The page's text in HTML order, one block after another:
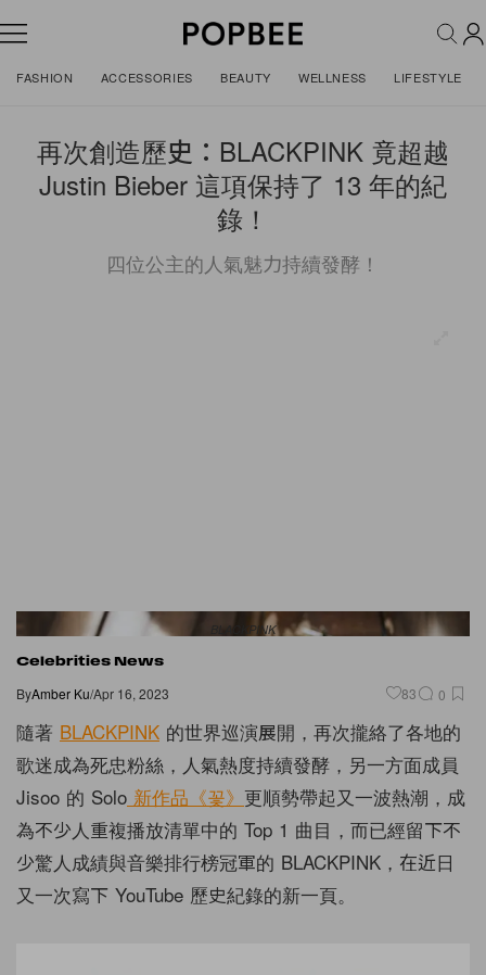
FASHION ACCESSORIES BEAUTY WELLNESS LIFESTYLE
再次創造歷史：BLACKPINK 竟超越
Justin Bieber 這項保持了 13 年的紀
錄！
四位公主的人氣魅力持續發酵！
BLACKPINK
Celebrities News
ByAmber Ku/Apr 16, 2023 83 0
隨著 BLACKPINK 的世界巡演展開，再次攏絡了各地的
歌迷成為死忠粉絲，人氣熱度持續發酵，另一方面成員
Jisoo 的 Solo 新作品《꽃》 更順勢帶起又一波熱潮，成
為不少人重複播放清單中的 Top 1 曲目，而已經留下不
少驚人成績與音樂排行榜冠軍的 BLACKPINK，在近日
又一次寫下 YouTube 歷史紀錄的新一頁。